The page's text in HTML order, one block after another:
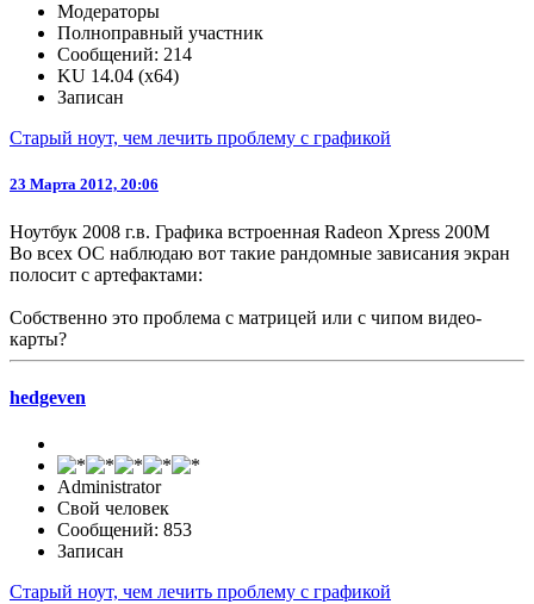
Модераторы
Полноправный участник
Сообщений: 214
KU 14.04 (x64)
Записан
Старый ноут, чем лечить проблему с графикой
23 Марта 2012, 20:06
Ноутбук 2008 г.в. Графика встроенная Radeon Xpress 200M
Во всех ОС наблюдаю вот такие рандомные зависания экран
полосит с артефактами:
Собственно это проблема с матрицей или с чипом видео-
карты?
hedgeven
Administrator
Свой человек
Сообщений: 853
Записан
Старый ноут, чем лечить проблему с графикой